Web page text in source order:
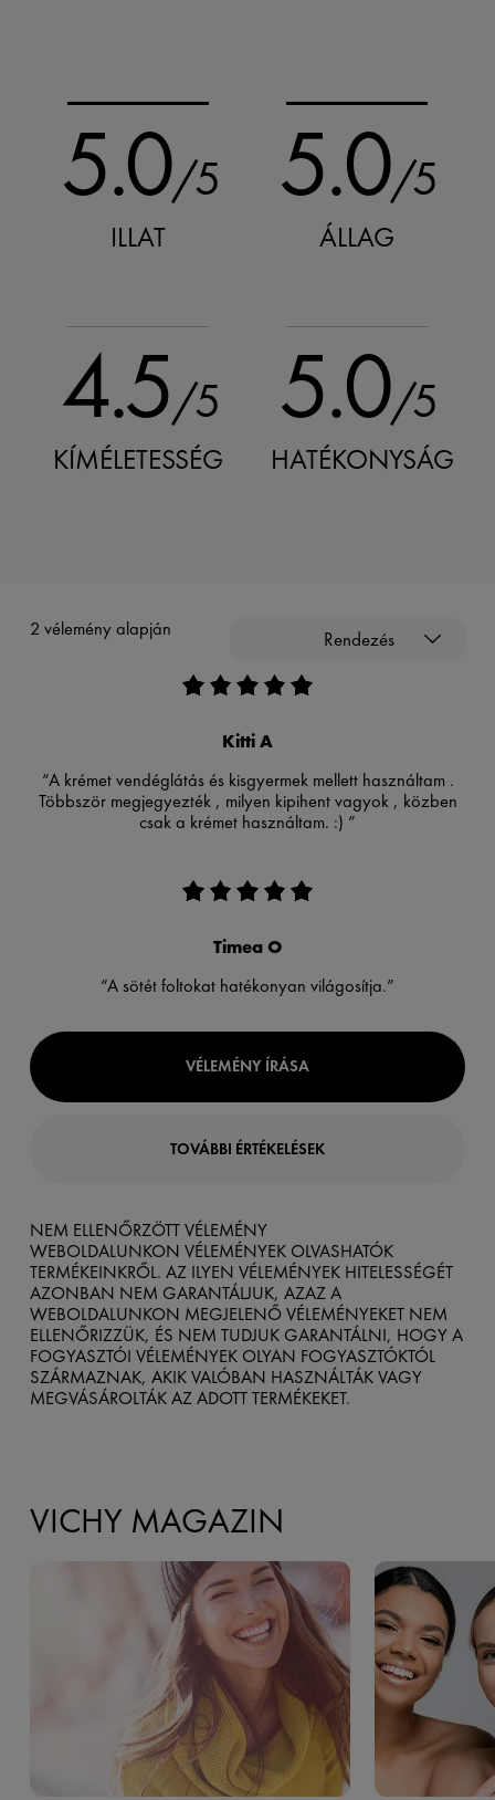
5.0/5
ILLAT
5.0/5
ÁLLAG
4.5/5
KÍMÉLETESSÉG
5.0/5
HATÉKONYSÁG
2 vélemény alapján Rendezés
Kitti A
“A krémet vendéglátás és kisgyermek mellett használtam .
Többször megjegyezték , milyen kipihent vagyok , közben
csak a krémet használtam. :) ”
Timea O
“A sötét foltokat hatékonyan világosítja.”
VÉLEMÉNY ÍRÁSA
TOVÁBBI ÉRTÉKELÉSEK
NEM ELLENŐRZÖTT VÉLEMÉNY
WEBOLDALUNKON VÉLEMÉNYEK OLVASHATÓK
TERMÉKEINKRŐL. AZ ILYEN VÉLEMÉNYEK HITELESSÉGÉT
AZONBAN NEM GARANTÁLJUK, AZAZ A
WEBOLDALUNKON MEGJELENŐ VÉLEMÉNYEKET NEM
ELLENŐRIZZÜK, ÉS NEM TUDJUK GARANTÁLNI, HOGY A
FOGYASZTÓI VÉLEMÉNYEK OLYAN FOGYASZTÓKTÓL
SZÁRMAZNAK, AKIK VALÓBAN HASZNÁLTÁK VAGY
MEGVÁSÁROLTÁK AZ ADOTT TERMÉKEKET.
VICHY MAGAZIN